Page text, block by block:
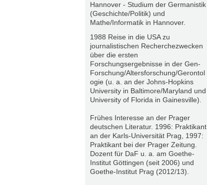
Hannover - Studium der Germanistik
(Geschichte/Politik) und
Mathe/Informatik in Hannover.
1988 Reise in die USA zu
journalistischen Recherchezwecken
über die ersten
Forschungsergebnisse in der Gen-
Forschung/Altersforschung/Gerontol
ogie (u. a. an der Johns-Hopkins
University in Baltimore/Maryland und
University of Florida in Gainesville).
Frühes Interesse an der Prager
deutschen Literatur. 1996: Praktikant
an der Karls-Universität Prag, 1997:
Praktikant bei der Prager Zeitung.
Dozent für DaF u. a. am Goethe-
Institut Göttingen (seit 2006) und
Goethe-Institut Prag (2012/13).